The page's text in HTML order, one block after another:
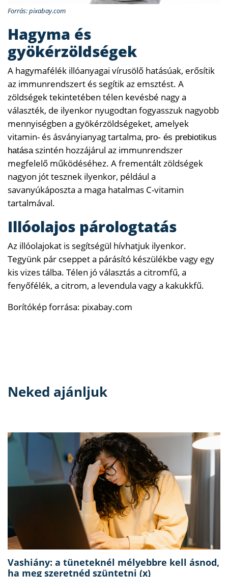
Forrás: pixabay.com
Hagyma és
gyökérzöldségek
A hagymafélék illóanyagai vírusölő hatásúak, erősítik
az immunrendszert és segítik az emsztést. A
zöldségek tekintetében télen kevésbé nagy a
választék, de ilyenkor nyugodtan fogyasszuk nagyobb
mennyiségben a gyökérzöldségeket, amelyek
vitamin- és ásványianyag tartalma, pro- és prebiotikus
hatásaszintén hozzájárul az immunrendszer
megfelelő működéséhez. A frementált zöldségek
nagyon jót tesznek ilyenkor, például a
savanyúkáposzta a maga hatalmas C-vitamin
tartalmával.
Illóolajos párologtatás
Az illóolajokat is segítségül hívhatjuk ilyenkor.
Tegyünk pár cseppet a párásító készülékbe vagy egy
kis vizes tálba. Télen jó választás a citromfű, a
fenyőfélék, a citrom, a levendula vagy a kakukkfű.
Borítókép forrása: pixabay.com
Neked ajánljuk
Vashiány: a tüneteknél mélyebbre kell ásnod,
ha meg szeretnéd szüntetni (x)